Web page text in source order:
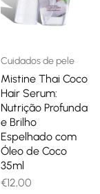
Cuidados de pele
Mistine Thai Coco
Hair Serum:
Nutrição Profunda
e Brilho
Espelhado com
Óleo de Coco
35ml
€12,00